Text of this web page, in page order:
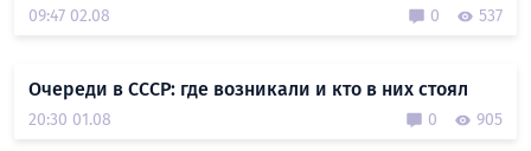
09:47 02.08 0 537
Очереди в СССР: где возникали и кто в них стоял
20:30 01.08 0 905